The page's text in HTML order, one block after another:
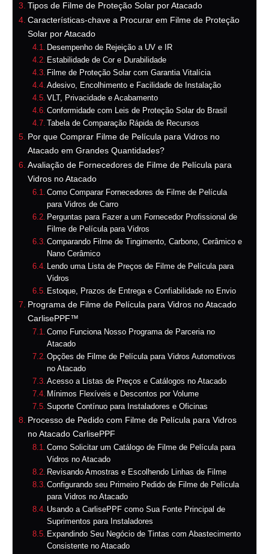
Tipos de Filme de Proteção Solar por Atacado
Características-chave a Procurar em Filme de Proteção
Solar por Atacado
Desempenho de Rejeição a UV e IR
Estabilidade de Cor e Durabilidade
Filme de Proteção Solar com Garantia Vitalícia
Adesivo, Encolhimento e Facilidade de Instalação
VLT, Privacidade e Acabamento
Conformidade com Leis de Proteção Solar do Brasil
Tabela de Comparação Rápida de Recursos
Por que Comprar Filme de Película para Vidros no
Atacado em Grandes Quantidades?
Avaliação de Fornecedores de Filme de Película para
Vidros no Atacado
Como Comparar Fornecedores de Filme de Película
para Vidros de Carro
Perguntas para Fazer a um Fornecedor Profissional de
Filme de Película para Vidros
Comparando Filme de Tingimento, Carbono, Cerâmico e
Nano Cerâmico
Lendo uma Lista de Preços de Filme de Película para
Vidros
Estoque, Prazos de Entrega e Confiabilidade no Envio
Programa de Filme de Película para Vidros no Atacado
CarlisePPF™
Como Funciona Nosso Programa de Parceria no
Atacado
Opções de Filme de Película para Vidros Automotivos
no Atacado
Acesso a Listas de Preços e Catálogos no Atacado
Mínimos Flexíveis e Descontos por Volume
Suporte Contínuo para Instaladores e Oficinas
Processo de Pedido com Filme de Película para Vidros
no Atacado CarlisePPF
Como Solicitar um Catálogo de Filme de Película para
Vidros no Atacado
Revisando Amostras e Escolhendo Linhas de Filme
Configurando seu Primeiro Pedido de Filme de Película
para Vidros no Atacado
Usando a CarlisePPF como Sua Fonte Principal de
Suprimentos para Instaladores
Expandindo Seu Negócio de Tintas com Abastecimento
Consistente no Atacado